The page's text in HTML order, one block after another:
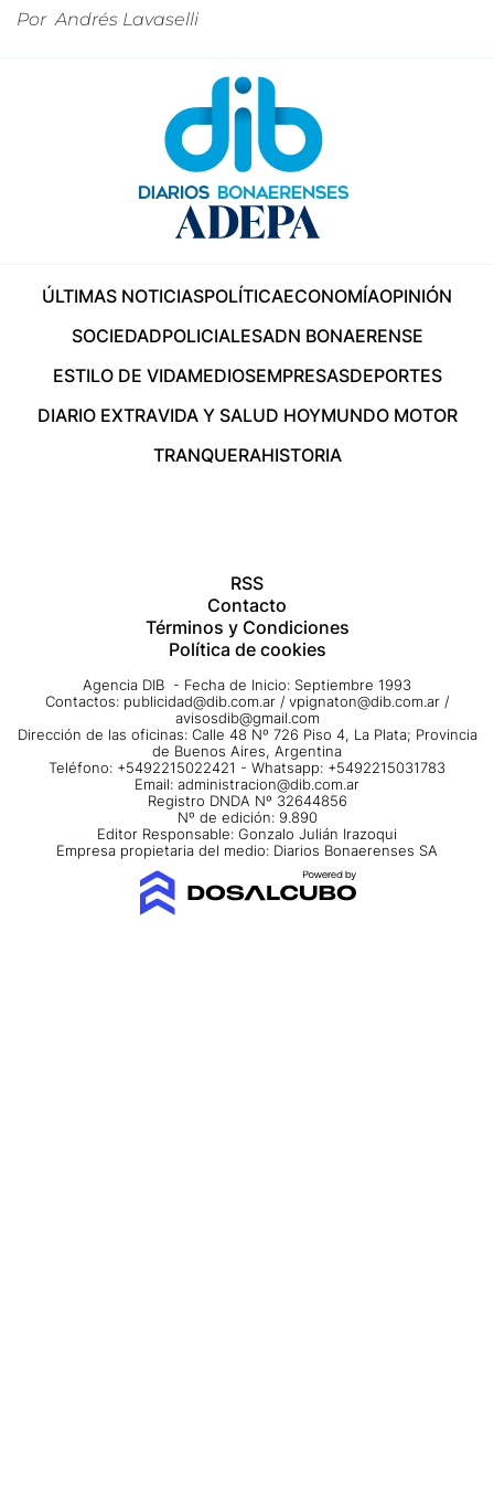
Por Andrés Lavaselli
ÚLTIMAS NOTICIASPOLÍTICAECONOMÍAOPINIÓN
SOCIEDADPOLICIALESADN BONAERENSE
ESTILO DE VIDAMEDIOSEMPRESASDEPORTES
DIARIO EXTRAVIDA Y SALUD HOYMUNDO MOTOR
TRANQUERAHISTORIA
RSS
Contacto
Términos y Condiciones
Política de cookies
Agencia DIB - Fecha de Inicio: Septiembre 1993
Contactos: publicidad@dib.com.ar / vpignaton@dib.com.ar /
avisosdib@gmail.com
Dirección de las oficinas: Calle 48 Nº 726 Piso 4, La Plata; Provincia
de Buenos Aires, Argentina
Teléfono: +5492215022421 - Whatsapp: +5492215031783
Email: administracion@dib.com.ar
Registro DNDA Nº 32644856
Nº de edición: 9.890
Editor Responsable: Gonzalo Julián Irazoqui
Empresa propietaria del medio: Diarios Bonaerenses SA